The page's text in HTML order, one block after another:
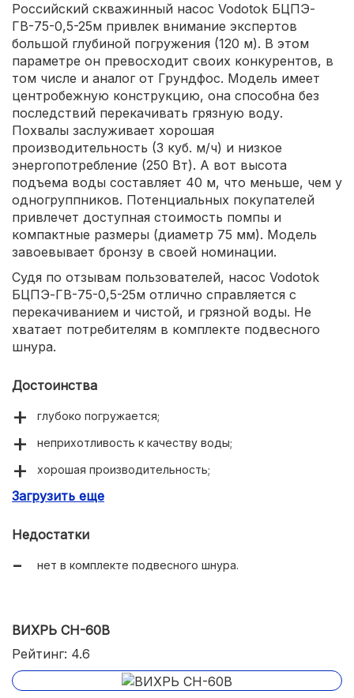
Российский скважинный насос Vodotok БЦПЭ-
ГВ-75-0,5-25м привлек внимание экспертов
большой глубиной погружения (120 м). В этом
параметре он превосходит своих конкурентов, в
том числе и аналог от Грундфос. Модель имеет
центробежную конструкцию, она способна без
последствий перекачивать грязную воду.
Похвалы заслуживает хорошая
производительность (3 куб. м/ч) и низкое
энергопотребление (250 Вт). А вот высота
подъема воды составляет 40 м, что меньше, чем у
одногруппников. Потенциальных покупателей
привлечет доступная стоимость помпы и
компактные размеры (диаметр 75 мм). Модель
завоевывает бронзу в своей номинации.
Судя по отзывам пользователей, насос Vodotok
БЦПЭ-ГВ-75-0,5-25м отлично справляется с
перекачиванием и чистой, и грязной воды. Не
хватает потребителям в комплекте подвесного
шнура.
Достоинства
глубоко погружается;
неприхотливость к качеству воды;
хорошая производительность;
доступная цена.
Загрузить еще
Недостатки
нет в комплекте подвесного шнура.
ВИХРЬ СН-60В
Рейтинг: 4.6